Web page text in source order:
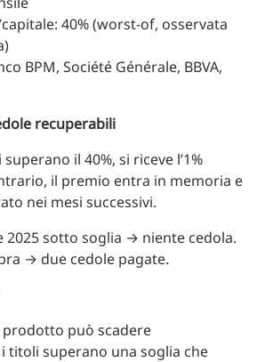
40% (worst-of, osservata
BPM, Société Générale, BBVA,
recuperabili
il 40%, si riceve l’1%
il premio entra in memoria e
nei mesi successivi.
2025 sotto soglia → niente cedola.
→ due cedole pagate.
prodotto può scadere
titoli superano una soglia che